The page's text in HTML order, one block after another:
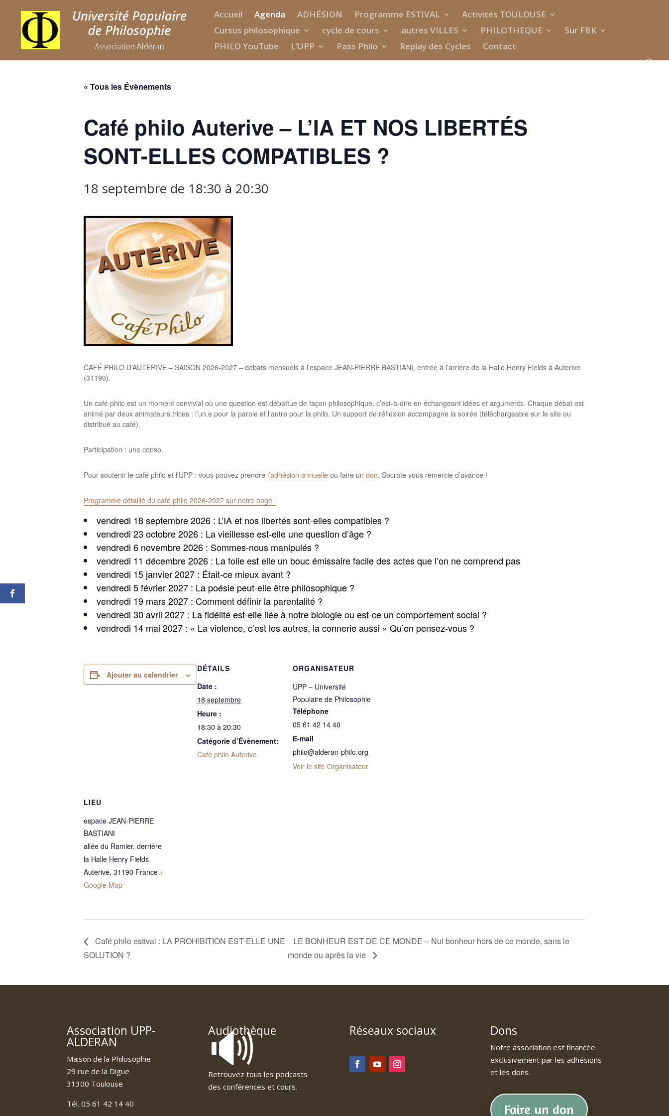
Accueil Agenda ADHÉSION Programme ESTIVAL
Activités TOULOUSE
Cursus philosophique
cycle de cours autres VILLES PHILOTHEQUE
Sur FBK
PHILO YouTube
L’UPP Pass Philo Replay des Cycles Contact
« Tous les Évènements
Café philo Auterive – L’IA ET NOS LIBERTÉS
SONT-ELLES COMPATIBLES ?
18 septembre de 18:30 à 20:30
CAFÉ PHILO D’AUTERIVE – SAISON 2026-2027 – débats mensuels à l’espace JEAN-PIERRE BASTIANI, entrée à l’arrière de la Halle Henry Fields à Auterive
(31190).
Un café philo est un moment convivial où une question est débattue de façon philosophique, c’est-à-dire en échangeant idées et arguments. Chaque débat est
animé par deux animateurs.trices : l’un.e pour la parole et l’autre pour la philo. Un support de réflexion accompagne la soirée (téléchargeable sur le site ou
distribué au café).
Participation : une conso.
Pour soutenir le café philo et l’UPP : vous pouvez prendre l’adhésion annuelle ou faire un don. Socrate vous remercie d’avance !
Programme détaillé du café philo 2026-2027 sur notre page :
vendredi 18 septembre 2026 : L’IA et nos libertés sont-elles compatibles ?
vendredi 23 octobre 2026 : La vieillesse est-elle une question d’âge ?
vendredi 6 novembre 2026 : Sommes-nous manipulés ?
vendredi 11 décembre 2026 : La folie est elle un bouc émissaire facile des actes que l’on ne comprend pas
vendredi 15 janvier 2027 : Était-ce mieux avant ?
vendredi 5 février 2027 : La poésie peut-elle être philosophique ?
vendredi 19 mars 2027 : Comment définir la parentalité ?
vendredi 30 avril 2027 : La fidélité est-elle liée à notre biologie ou est-ce un comportement social ?
vendredi 14 mai 2027 : « La violence, c’est les autres, la connerie aussi » Qu’en pensez-vous ?
Ajouter au calendrier
DÉTAILS
Date :
18 septembre
Heure :
18:30 à 20:30
Catégorie d’Évènement:
Café philo Auterive
ORGANISATEUR
UPP – Université
Populaire de Philosophie
Téléphone
05 61 42 14 40
E-mail
philo@alderan-philo.org
Voir le site Organisateur
LIEU
espace JEAN-PIERRE
BASTIANI
allée du Ramier, derrière
la Halle Henry Fields
Auterive, 31190 France +
Google Map
Café philo estival : LA PROHIBITION EST-ELLE UNE
SOLUTION ?
LE BONHEUR EST DE CE MONDE – Nul bonheur hors de ce monde, sans le
monde ou après la vie
Association UPP-
ALDERAN
Maison de la Philosophie
29 rue de la Digue
31300 Toulouse
Tél. 05 61 42 14 40
Audiothèque
🔊
Retrouvez tous les podcasts
des conférences et cours.
Réseaux sociaux Dons
Notre association est financée
exclusivement par les adhésions
et les dons.
Faire un don